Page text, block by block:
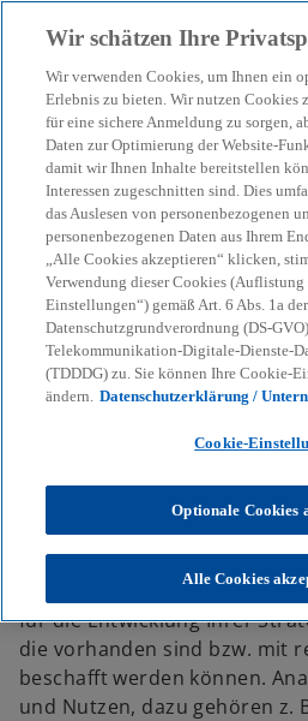
menu search
Steuer-
Wir unterstützen Sie auf dem
zur passenden
KPMG Themen
KI & Digitale
Steuer-Digitalstrategie
Eine erfolgreiche
mehr Effizienz und eine
Ziel sollte allerdings nicht
jeden Preis“ sein, sondern
Ihr Unternehmen
Dabei spielen Daten eine
für die Entwicklung Ihrer
die vorhanden sind bzw. mit
beschafft werden können.
und Nutzen, dazu gehören z.
Wir schätzen Ihre
Wir verwenden Cookies, um Ihnen ein
Erlebnis zu bieten. Wir nutzen Cookies
für eine sichere Anmeldung zu sorgen,
Daten zur Optimierung der Website-
damit wir Ihnen Inhalte bereitstellen
Interessen zugeschnitten sind. Dies
das Auslesen von personenbezogenen
personenbezogenen Daten aus Ihrem
„Alle Cookies akzeptieren“ klicken,
Verwendung dieser Cookies
Einstellungen“) gemäß Art. 6 Abs. 1a
Datenschutzgrundverordnung (DS-
Telekommunikation-Digitale-Dienste-
(TDDDG) zu. Sie können Ihre Cookie-
ändern. Datenschutzerklärung /
Cookie-
Optionale Cookies
Alle Cookies